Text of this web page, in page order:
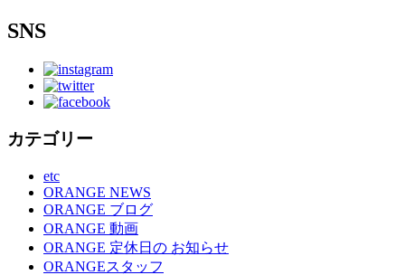
SNS
カテゴリー
etc
ORANGE NEWS
ORANGE ブログ
ORANGE 動画
ORANGE 定休日の お知らせ
ORANGEスタッフ